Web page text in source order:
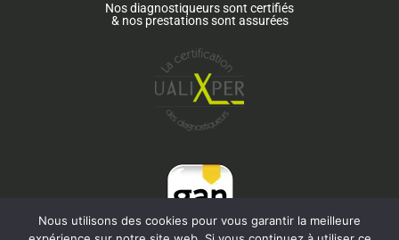
Nos diagnostiqueurs sont certifiés
& nos prestations sont assurées
Nous utilisons des cookies pour vous garantir la meilleure